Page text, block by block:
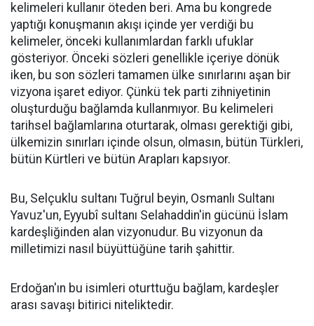
kelimeleri kullanır öteden beri. Ama bu kongrede
yaptığı konuşmanın akışı içinde yer verdiği bu
kelimeler, önceki kullanımlardan farklı ufuklar
gösteriyor. Önceki sözleri genellikle içeriye dönük
iken, bu son sözleri tamamen ülke sınırlarını aşan bir
vizyona işaret ediyor. Çünkü tek parti zihniyetinin
oluşturduğu bağlamda kullanmıyor. Bu kelimeleri
tarihsel bağlamlarına oturtarak, olması gerektiği gibi,
ülkemizin sınırları içinde olsun, olmasın, bütün Türkleri,
bütün Kürtleri ve bütün Arapları kapsıyor.
Bu, Selçuklu sultanı Tuğrul beyin, Osmanlı Sultanı
Yavuz'un, Eyyubî sultanı Selahaddin'in gücünü İslam
kardeşliğinden alan vizyonudur. Bu vizyonun da
milletimizi nasıl büyüttüğüne tarih şahittir.
Erdoğan'ın bu isimleri oturttuğu bağlam, kardeşler
arası savaşı bitirici niteliktedir.